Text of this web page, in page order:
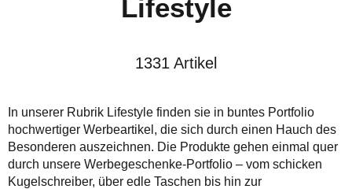
Lifestyle
1331 Artikel
In unserer Rubrik Lifestyle finden sie in buntes Portfolio
hochwertiger Werbeartikel, die sich durch einen Hauch des
Besonderen auszeichnen. Die Produkte gehen einmal quer
durch unsere Werbegeschenke-Portfolio – vom schicken
Kugelschreiber, über edle Taschen bis hin zur